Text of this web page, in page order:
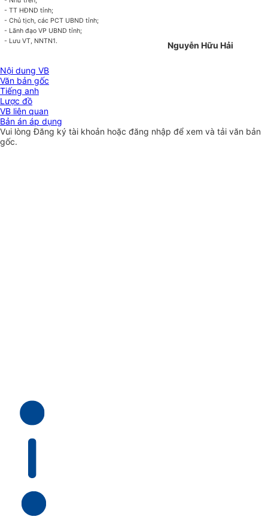
- TT HĐND tỉnh;
- Chủ tịch, các PCT UBND tỉnh;
- Lãnh đạo VP UBND tỉnh;
- Lưu VT, NNTN1.
Nguyễn Hữu Hải
Nội dung VB
Văn bản gốc
Tiếng anh
Lược đồ
VB liên quan
Bản án áp dụng
Vui lòngĐăng ký tài khoản hoặc đăng nhập để xem và tải văn bản
gốc.